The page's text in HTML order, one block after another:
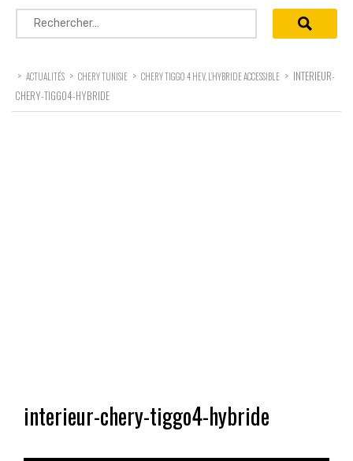
Rechercher :
> ACTUALITÉS > CHERY TUNISIE > CHERY TIGGO 4 HEV, L’HYBRIDE ACCESSIBLE > INTERIEUR-
CHERY-TIGGO4-HYBRIDE
interieur-chery-tiggo4-hybride